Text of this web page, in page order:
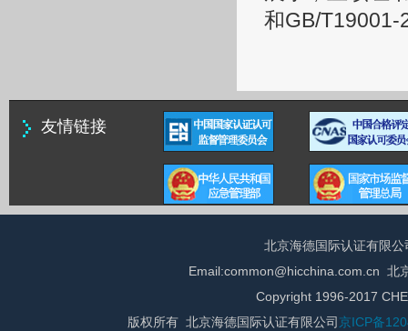
和GB/T19001-
友情链接
北京海德国际认证有限
Email:common@hicchina.com.cn 北
Copyright 1996-2017
版权所有 北京海德国际认证有限公司 京ICP备